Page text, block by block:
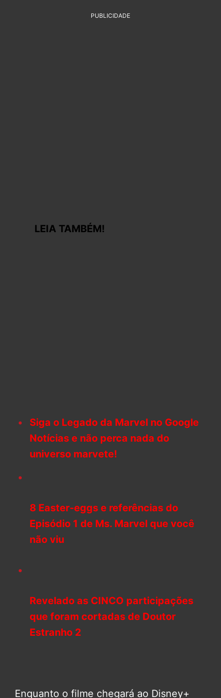
PUBLICIDADE
LEIA TAMBÉM!
Siga o Legado da Marvel no Google
Notícias e não perca nada do
universo marvete!
8 Easter-eggs e referências do
Episódio 1 de Ms. Marvel que você
não viu
Revelado as CINCO participações
que foram cortadas de Doutor
Estranho 2
Enquanto o filme chegará ao Disney+